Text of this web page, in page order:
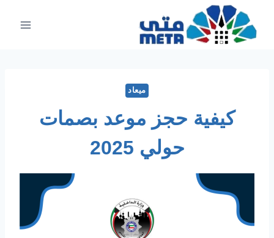
المحتوى
ميعاد
كيفية حجز موعد بصمات
حولي 2025